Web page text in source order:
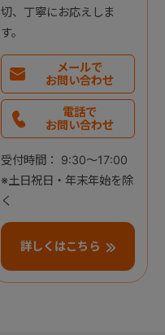
切、丁寧にお応えしま
す。
メールで
お問い合わせ
電話で
お問い合わせ
受付時間： 9:30～17:00
※土日祝日・年末年始を除
く
詳しくはこちら